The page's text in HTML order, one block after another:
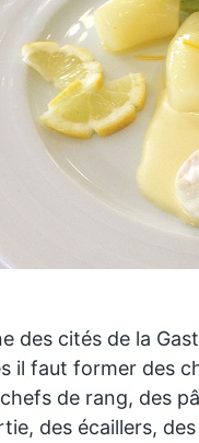
des cités de la
il faut former des
de rang, des
des écaillers,